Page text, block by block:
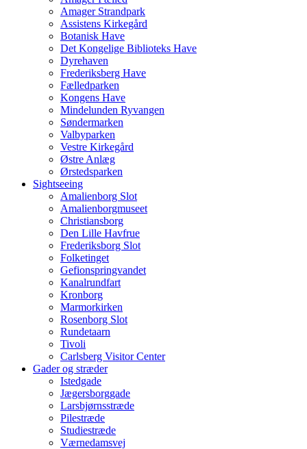
Amager Strandpark
Assistens Kirkegård
Botanisk Have
Det Kongelige Biblioteks Have
Dyrehaven
Frederiksberg Have
Fælledparken
Kongens Have
Mindelunden Ryvangen
Søndermarken
Valbyparken
Vestre Kirkegård
Østre Anlæg
Ørstedsparken
Sightseeing
Amalienborg Slot
Amalienborgmuseet
Christiansborg
Den Lille Havfrue
Frederiksborg Slot
Folketinget
Gefionspringvandet
Kanalrundfart
Kronborg
Marmorkirken
Rosenborg Slot
Rundetaarn
Tivoli
Carlsberg Visitor Center
Gader og stræder
Istedgade
Jægersborggade
Larsbjørnsstræde
Pilestræde
Studiestræde
Værnedamsvej